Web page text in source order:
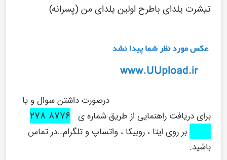
تیشرت یلدای باطرح اولین یلدای من (پسرانه)
درصورت داشتن سوال و یا
برای دریافت راهنمایی از طریق شماره ی
۸۷۷۶ ۲۷۸
بر روی ایتا ، روبیکا ، واتساپ و تلگرام…در تماس
باشید.